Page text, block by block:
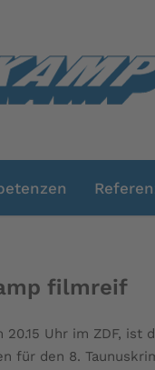
filmreif
Uhr im ZDF,
für den 8.